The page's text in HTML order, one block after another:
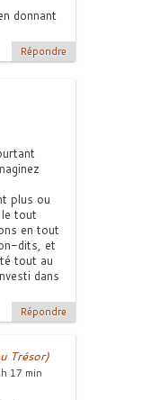
donnant
Répondre
plus ou
tout
en tout
dits, et
tout au
dans
Répondre
Trésor)
17 min